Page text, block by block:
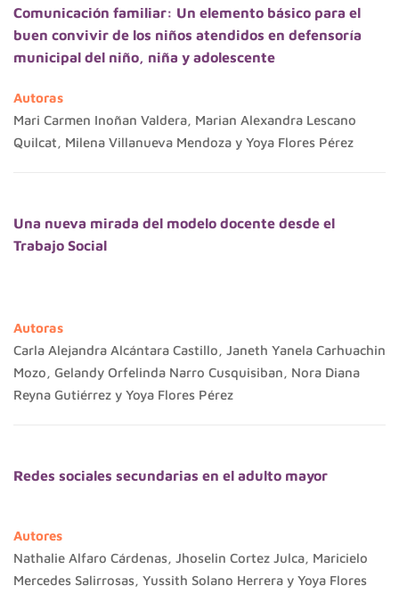
Comunicación familiar: Un elemento básico para el
buen convivir de los niños atendidos en defensoría
municipal del niño, niña y adolescente
Autoras
Mari Carmen Inoñan Valdera, Marian Alexandra Lescano
Quilcat, Milena Villanueva Mendoza y Yoya Flores Pérez
Una nueva mirada del modelo docente desde el
Trabajo Social
Autoras
Carla Alejandra Alcántara Castillo, Janeth Yanela Carhuachin
Mozo, Gelandy Orfelinda Narro Cusquisiban, Nora Diana
Reyna Gutiérrez y Yoya Flores Pérez
Redes sociales secundarias en el adulto mayor
Autores
Nathalie Alfaro Cárdenas, Jhoselin Cortez Julca, Maricielo
Mercedes Salirrosas, Yussith Solano Herrera y Yoya Flores